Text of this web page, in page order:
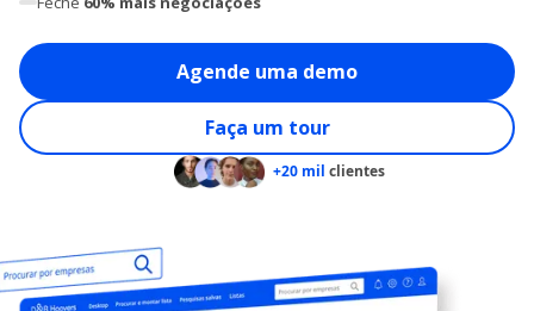
Agende uma demo
Faça um tour
+20 mil clientes